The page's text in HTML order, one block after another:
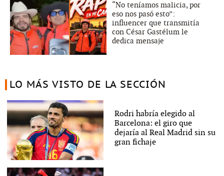
“No teníamos malicia, por
eso nos pasó esto”:
influencer que transmitía
con César Gastélum le
dedica mensaje
LO MÁS VISTO DE LA SECCIÓN
Rodri habría elegido al
Barcelona: el giro que
dejaría al Real Madrid sin su
gran fichaje